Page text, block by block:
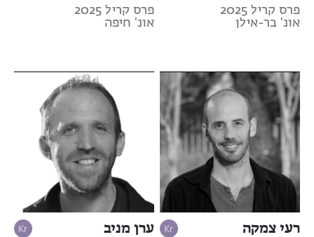
פרס קריל 2025
אונ' בר-אילן
פרס קריל 2025
אונ' חיפה
רעי צמקה ערן מניב